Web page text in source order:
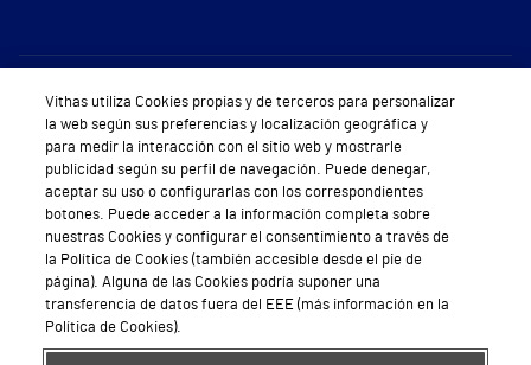
Sobre Vithas
Quiénes somos
Trabajar en Vithas
Teléfono Cita Médica
Teléfono Atención al Cliente
Política de seguridad y salud en el trabajo
Vithas utiliza Cookies propias y de terceros para personalizar
la web según sus preferencias y localización geográfica y
para medir la interacción con el sitio web y mostrarle
publicidad según su perfil de navegación. Puede denegar,
aceptar su uso o configurarlas con los correspondientes
botones. Puede acceder a la información completa sobre
nuestras Cookies y configurar el consentimiento a través de
la Política de Cookies (también accesible desde el pie de
página). Alguna de las Cookies podría suponer una
transferencia de datos fuera del EEE (más información en la
Política de Cookies).